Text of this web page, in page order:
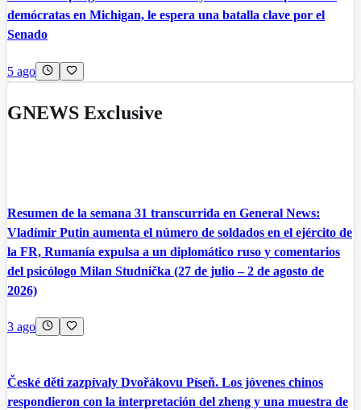
demócratas en Michigan, le espera una batalla clave por el
Senado
5 ago
GNEWS Exclusive
Resumen de la semana 31 transcurrida en General News:
Vladímir Putin aumenta el número de soldados en el ejército de
la FR, Rumanía expulsa a un diplomático ruso y comentarios
del psicólogo Milan Studnička (27 de julio – 2 de agosto de
2026)
3 ago
České děti zazpívaly Dvořákovu Píseň. Los jóvenes chinos
respondieron con la interpretación del zheng y una muestra de